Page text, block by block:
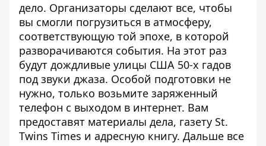
дело. Организаторы сделают все, чтобы
вы смогли погрузиться в атмосферу,
соответствующую той эпохе, в которой
разворачиваются события. На этот раз
будут дождливые улицы США 50-х гадов
под звуки джаза. Особой подготовки не
нужно, только возьмите заряженный
телефон с выходом в интернет. Вам
предоставят материалы дела, газету St.
Twins Times и адресную книгу. Дальше все